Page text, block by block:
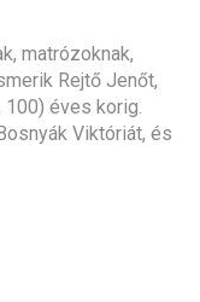
matrózoknak,
Rejtő Jenőt,
100) éves korig.
Viktóriát, és